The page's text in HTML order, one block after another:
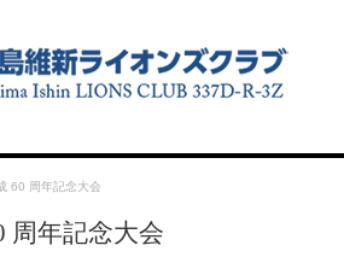
60 周年記念大会
周年記念大会